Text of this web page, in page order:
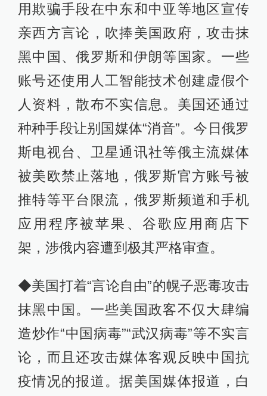
用欺骗手段在中东和中亚等地区宣传
亲西方言论，吹捧美国政府，攻击抹
黑中国、俄罗斯和伊朗等国家。一些
账号还使用人工智能技术创建虚假个
人资料，散布不实信息。美国还通过
种种手段让别国媒体“消音”。今日俄罗
斯电视台、卫星通讯社等俄主流媒体
被美欧禁止落地，俄罗斯官方账号被
推特等平台限流，俄罗斯频道和手机
应用程序被苹果、谷歌应用商店下
架，涉俄内容遭到极其严格审查。
◆美国打着“言论自由”的幌子恶毒攻击
抹黑中国。一些美国政客不仅大肆编
造炒作“中国病毒”“武汉病毒”等不实言
论，而且还攻击媒体客观反映中国抗
疫情况的报道。据美国媒体报道，白